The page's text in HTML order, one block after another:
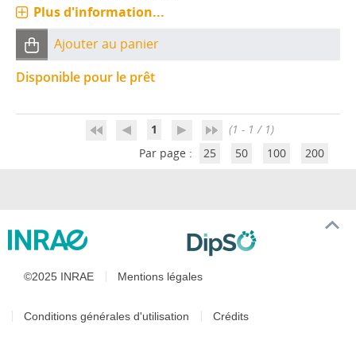
Plus d'information...
Ajouter au panier
Disponible pour le prêt
1
(1 - 1 / 1)
Par page :
25 50 100 200
©2025 INRAE Mentions légales
Conditions générales d'utilisation Crédits